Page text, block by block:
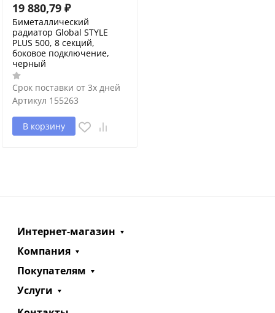
19 880,79 ₽
Биметаллический
радиатор Global STYLE
PLUS 500, 8 секций,
боковое подключение,
черный
Срок поставки от 3х дней
Артикул 155263
В корзину
Интернет-магазин
Компания
Покупателям
Услуги